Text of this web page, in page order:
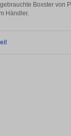
Boxster von
Händler.